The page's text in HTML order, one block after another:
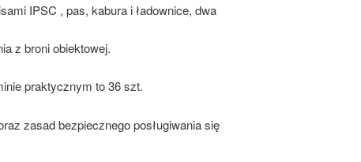
IPSC , pas, kabura i ładownice, dwa
z broni obiektowej.
praktycznym to 36 szt.
zasad bezpiecznego posługiwania się